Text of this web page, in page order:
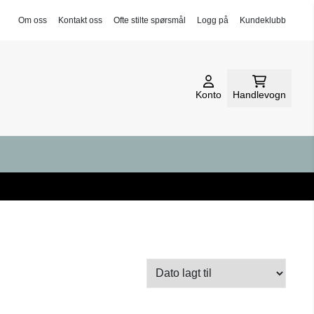
Om oss Kontakt oss Ofte stilte spørsmål Logg på Kundeklubb
Konto Handlevogn